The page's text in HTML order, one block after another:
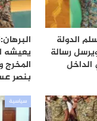
الدولة
رسالة
يعيشه
بنصر
سياسية